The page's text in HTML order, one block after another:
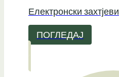
Електронски захтјеви
ПОГЛЕДАЈ